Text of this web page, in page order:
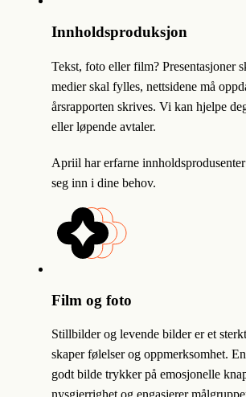
Innholdsproduksjon
Tekst, foto eller film? Presentasjoner
medier skal fylles, nettsidene må
årsrapporten skrives. Vi kan hjelpe
eller løpende avtaler.
Apriil har erfarne
seg inn i dine behov.
Film og foto
Stillbilder og levende bilder er et
skaper følelser og oppmerksomhet.
godt bilde trykker på emosjonelle